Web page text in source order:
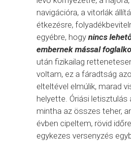
navigációra, a vitorlák
étkezésre,
egyébre, hogy nincs
embernek mással
után fizikailag
voltam, ez a fáradtság
elteltével elmúlik, marad
helyette. Óriási letisztulás
mintha az összes teher,
évben cipeltem, rövid
egykezes versenyzés